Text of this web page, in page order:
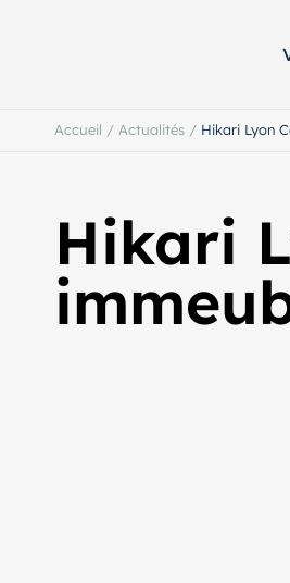
Accueil / Actualités / Hikari Lyon
Hikari